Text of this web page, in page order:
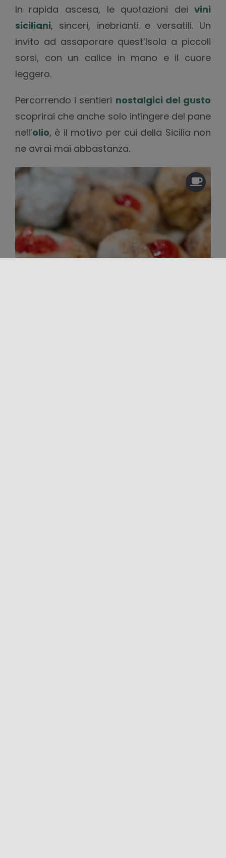
In rapida ascesa, le quotazioni deivini
siciliani, sinceri, inebrianti e versatili. Un
invito ad assaporare quest’Isola a piccoli
sorsi, con un calice in mano e il cuore
leggero.
Percorrendo i sentieri nostalgici del gusto
scoprirai che anche solo intingere del pane
nell’olio, è il motivo per cui della Sicilia non
ne avrai mai abbastanza.